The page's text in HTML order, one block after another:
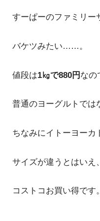
すーぱーのファミリー
バケツみたい……。
値段は1㎏で880円 なの
普通のヨーグルトでは
ちなみにイトーヨーカ
サイズが違うとはいえ、
コストコお買い得です。